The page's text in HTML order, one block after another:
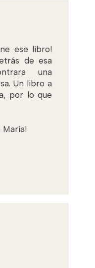
ese libro!
de esa
una
Un libro a
por lo que
María!